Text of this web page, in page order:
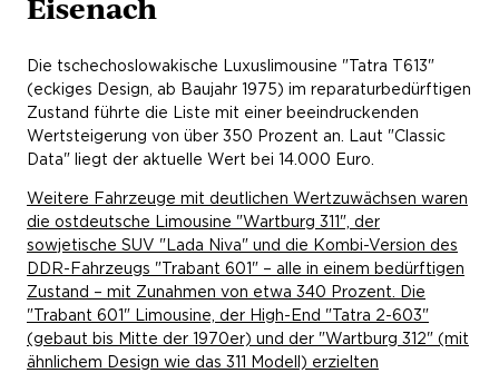
Die tschechoslowakische Luxuslimousine "Tatra T613"
(eckiges Design, ab Baujahr 1975) im reparaturbedürftigen
Zustand führte die Liste mit einer beeindruckenden
Wertsteigerung von über 350 Prozent an. Laut "Classic
Data" liegt der aktuelle Wert bei 14.000 Euro.
Weitere Fahrzeuge mit deutlichen Wertzuwächsen waren
die ostdeutsche Limousine "Wartburg 311", der
sowjetische SUV "Lada Niva" und die Kombi-Version des
DDR-Fahrzeugs "Trabant 601" – alle in einem bedürftigen
Zustand – mit Zunahmen von etwa 340 Prozent. Die
"Trabant 601" Limousine, der High-End "Tatra 2-603"
(gebaut bis Mitte der 1970er) und der "Wartburg 312" (mit
ähnlichem Design wie das 311 Modell) erzielten